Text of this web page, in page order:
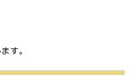
す。